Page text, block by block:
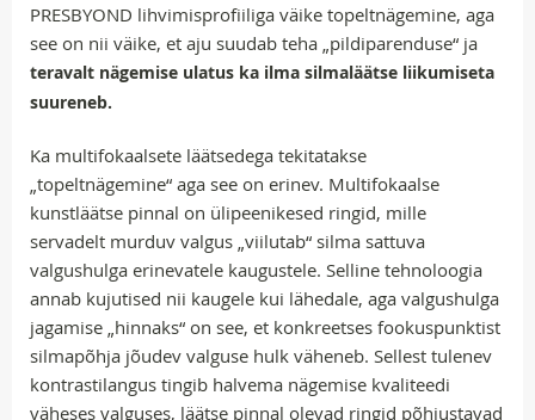
PRESBYOND lihvimisprofiiliga väike topeltnägemine, aga
see on nii väike, et aju suudab teha „pildiparenduse“ ja
teravalt nägemise ulatus ka ilma silmaläätse liikumiseta
suureneb.
Ka multifokaalsete läätsedega tekitatakse
„topeltnägemine“ aga see on erinev. Multifokaalse
kunstläätse pinnal on ülipeenikesed ringid, mille
servadelt murduv valgus „viilutab“ silma sattuva
valgushulga erinevatele kaugustele. Selline tehnoloogia
annab kujutised nii kaugele kui lähedale, aga valgushulga
jagamise „hinnaks“ on see, et konkreetses fookuspunktist
silmapõhja jõudev valguse hulk väheneb. Sellest tulenev
kontrastilangus tingib halvema nägemise kvaliteedi
väheses valguses, läätse pinnal olevad ringid põhjustavad